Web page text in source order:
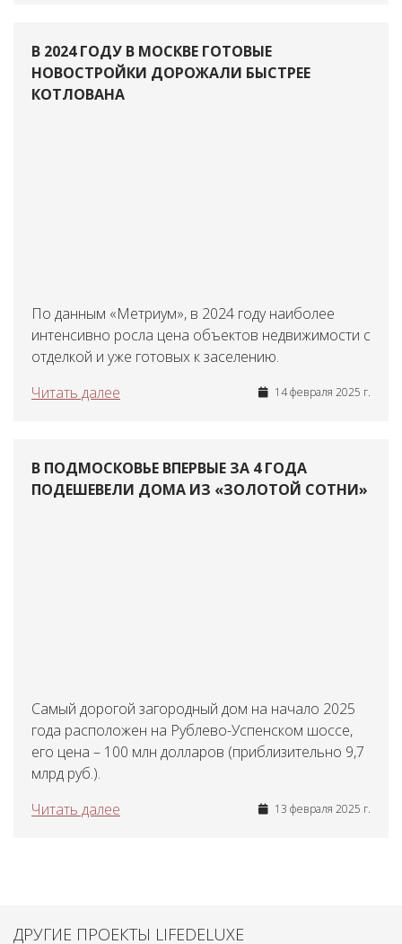
В 2024 ГОДУ В МОСКВЕ ГОТОВЫЕ
НОВОСТРОЙКИ ДОРОЖАЛИ БЫСТРЕЕ
КОТЛОВАНА
По данным «Метриум», в 2024 году наиболее
интенсивно росла цена объектов недвижимости с
отделкой и уже готовых к заселению.
Читать далее
14 февраля 2025 г.
В ПОДМОСКОВЬЕ ВПЕРВЫЕ ЗА 4 ГОДА
ПОДЕШЕВЕЛИ ДОМА ИЗ «ЗОЛОТОЙ СОТНИ»
Самый дорогой загородный дом на начало 2025
года расположен на Рублево-Успенском шоссе,
его цена – 100 млн долларов (приблизительно 9,7
млрд руб.).
Читать далее
13 февраля 2025 г.
ДРУГИЕ ПРОЕКТЫ LIFEDELUXE